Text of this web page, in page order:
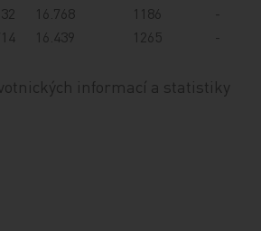
16.768 1186
-
16.439 1265 -
informací a statistiky